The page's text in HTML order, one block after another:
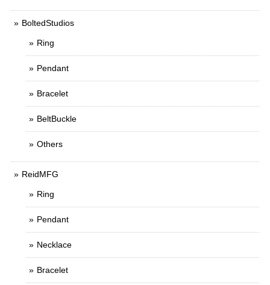
BoltedStudios
Ring
Pendant
Bracelet
BeltBuckle
Others
ReidMFG
Ring
Pendant
Necklace
Bracelet